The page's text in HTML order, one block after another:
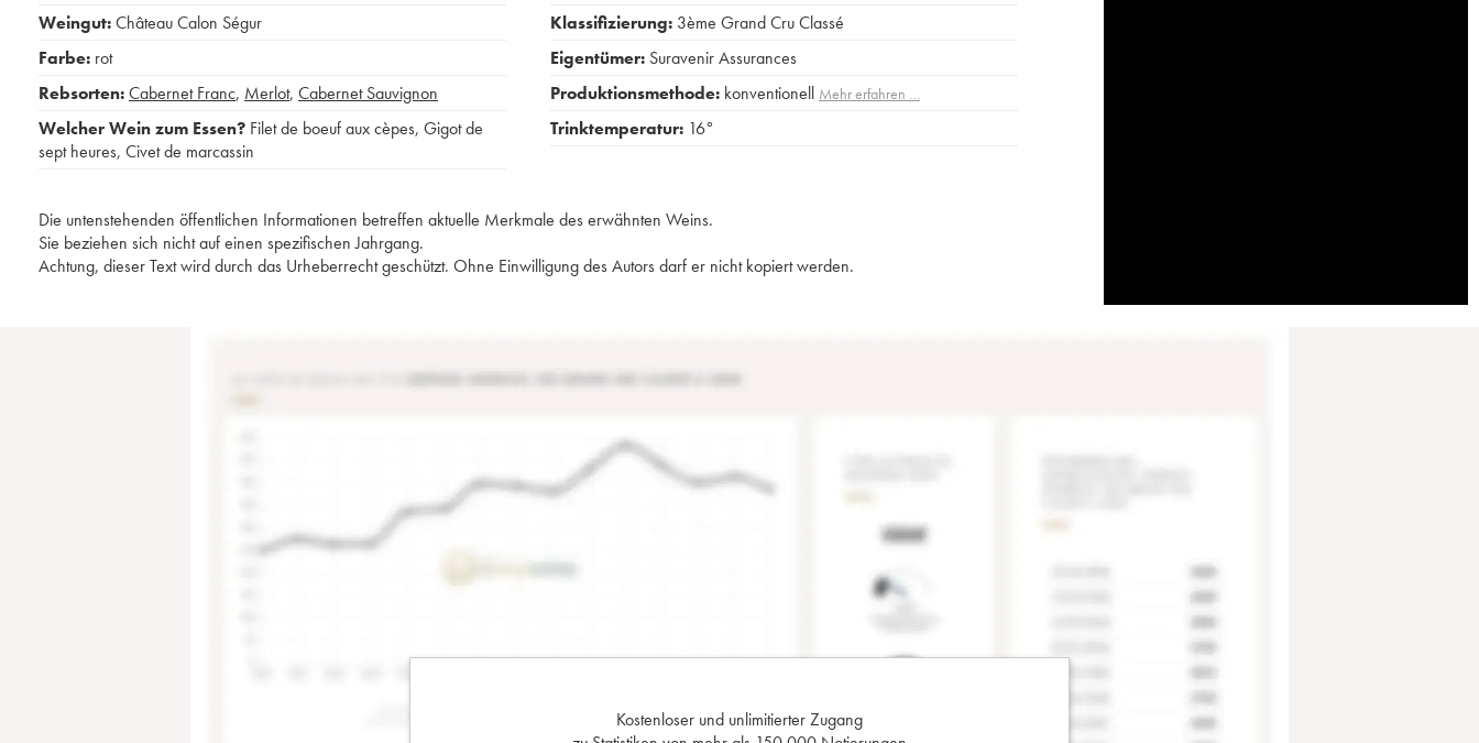
Weingut:Château Calon Ségur
Farbe: rot
Rebsorten:Cabernet Franc, Merlot, Cabernet Sauvignon
Welcher Wein zum Essen? Filet de boeuf aux cèpes, Gigot de
sept heures, Civet de marcassin
Klassifizierung: 3ème Grand Cru Classé
Eigentümer: Suravenir Assurances
Produktionsmethode: konventionell Mehr erfahren …
Trinktemperatur: 16°
Die untenstehenden öffentlichen Informationen betreffen aktuelle Merkmale des erwähnten Weins.
Sie beziehen sich nicht auf einen spezifischen Jahrgang.
Achtung, dieser Text wird durch das Urheberrecht geschützt. Ohne Einwilligung des Autors darf er nicht kopiert werden.
Kostenloser und unlimitierter Zugang